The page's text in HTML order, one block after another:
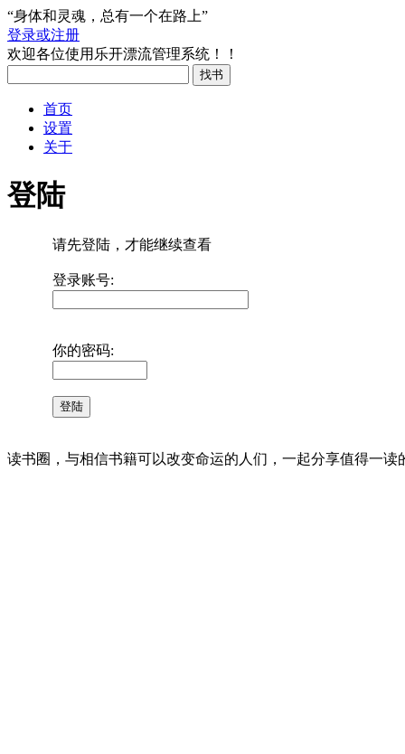
“身体和灵魂，总有一个在路上”
登录或注册
欢迎各位使用乐开漂流管理系统！！
首页
设置
关于
登陆
请先登陆，才能继续查看
登录账号:
你的密码:
读书圈，与相信书籍可以改变命运的人们，一起分享值得一读